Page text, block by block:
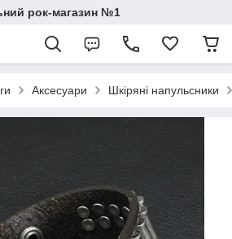
рок-магазин №1
Аксесуари Шкіряні напульсники